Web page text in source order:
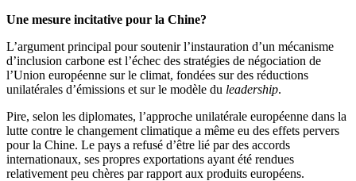
Une mesure incitative pour la Chine?
L’argument principal pour soutenir l’instauration d’un mécanisme
d’inclusion carbone est l’échec des stratégies de négociation de
l’Union européenne sur le climat, fondées sur des réductions
unilatérales d’émissions et sur le modèle du leadership.
Pire, selon les diplomates, l’approche unilatérale européenne dans la
lutte contre le changement climatique a même eu des effets pervers
pour la Chine. Le pays a refusé d’être lié par des accords
internationaux, ses propres exportations ayant été rendues
relativement peu chères par rapport aux produits européens.